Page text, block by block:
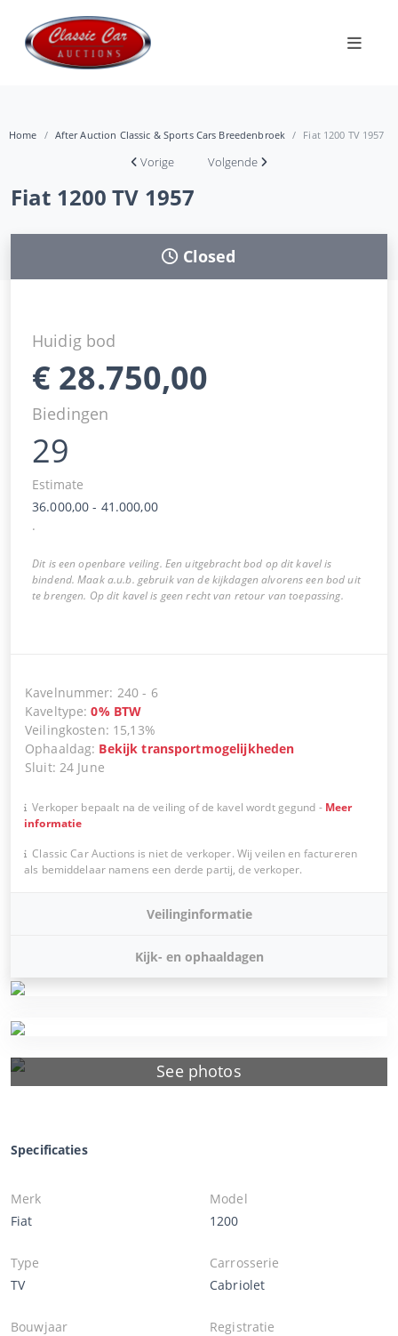
Home After Auction Classic & Sports Cars Breedenbroek Fiat 1200 TV 1957
Vorige Volgende
Fiat 1200 TV 1957
See photos
Closed
Huidig bod
€ 28.750,00
Biedingen
29
Estimate
36.000,00 - 41.000,00
.
Dit is een openbare veiling. Een uitgebracht bod op dit kavel is
bindend. Maak a.u.b. gebruik van de kijkdagen alvorens een bod uit
te brengen. Op dit kavel is geen recht van retour van toepassing.
Kavelnummer: 240 - 6
Kaveltype:0% BTW
Veilingkosten: 15,13%
Ophaaldag: Bekijk transportmogelijkheden
Sluit: 24 June
Verkoper bepaalt na de veiling of de kavel wordt gegund - Meer
informatie
Classic Car Auctions is niet de verkoper. Wij veilen en factureren
als bemiddelaar namens een derde partij, de verkoper.
Veilinginformatie
Kijk- en ophaaldagen
Specificaties
Merk
Fiat
Model
1200
Type
TV
Carrosserie
Cabriolet
Bouwjaar
Registratie